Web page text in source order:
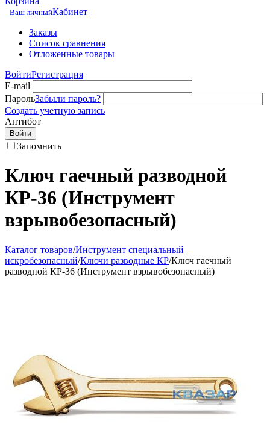
Ваш личныйКабинет
Заказы
Список сравнения
Отложенные товары
ВойтиРегистрация
E-mail
ПарольЗабыли пароль?
Создать учетную запись
Антибот
Войти
Запомнить
Ключ гаечный разводной
КР-36 (Инструмент
взрывобезопасный)
Каталог товаров/Инструмент специальный
искробезопасный/Ключи разводные КР/Ключ гаечный
разводной КР-36 (Инструмент взрывобезопасный)